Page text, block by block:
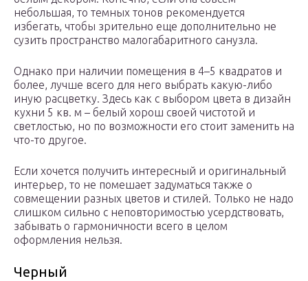
небольшая, то темных тонов рекомендуется
избегать, чтобы зрительно еще дополнительно не
сузить пространство малогабаритного санузла.
Однако при наличии помещения в 4–5 квадратов и
более, лучше всего для него выбрать какую-либо
иную расцветку. Здесь как с выбором цвета в дизайн
кухни 5 кв. м – белый хорош своей чистотой и
светлостью, но по возможности его стоит заменить на
что-то другое.
Если хочется получить интересный и оригинальный
интерьер, то не помешает задуматься также о
совмещении разных цветов и стилей. Только не надо
слишком сильно с неповторимостью усердствовать,
забывать о гармоничности всего в целом
оформления нельзя.
Черный